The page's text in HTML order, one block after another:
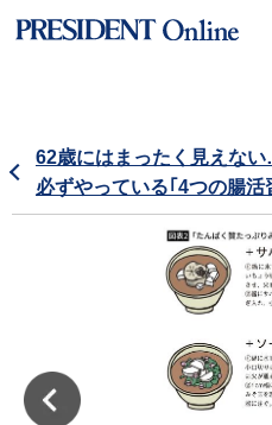
62歳にはまったく見えな
必ずやっている｢4つの腸活